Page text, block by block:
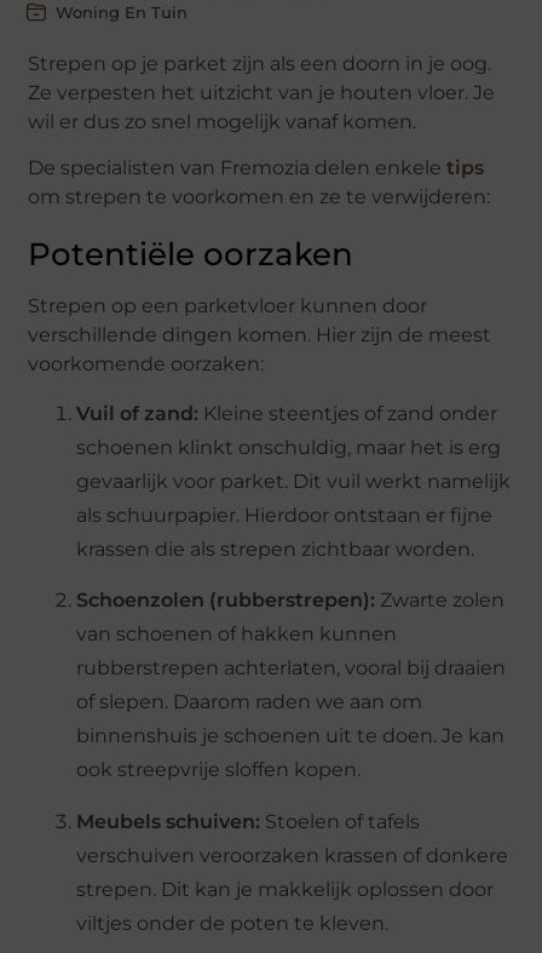
Woning En Tuin
Strepen op je parket zijn als een doorn in je oog.
Ze verpesten het uitzicht van je houten vloer. Je
wil er dus zo snel mogelijk vanaf komen.
De specialisten van Fremozia delen enkeletips
om strepen te voorkomen en ze te verwijderen:
Potentiële oorzaken
Strepen op een parketvloer kunnen door
verschillende dingen komen. Hier zijn de meest
voorkomende oorzaken:
Vuil of zand: Kleine steentjes of zand onder
schoenen klinkt onschuldig, maar het is erg
gevaarlijk voor parket. Dit vuil werkt namelijk
als schuurpapier. Hierdoor ontstaan er fijne
krassen die als strepen zichtbaar worden.
Schoenzolen (rubberstrepen): Zwarte zolen
van schoenen of hakken kunnen
rubberstrepen achterlaten, vooral bij draaien
of slepen. Daarom raden we aan om
binnenshuis je schoenen uit te doen. Je kan
ook streepvrije sloffen kopen.
Meubels schuiven: Stoelen of tafels
verschuiven veroorzaken krassen of donkere
strepen. Dit kan je makkelijk oplossen door
viltjes onder de poten te kleven.